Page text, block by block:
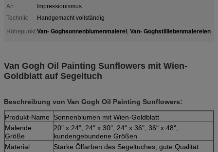
Art:
Impressionismus
Technik:
Handgemacht vollständig
Höhepunkt:Van- Goghsonnenblumenmalerei, Van- Goghstilllebenmalereien
Van Gogh Oil Painting Sunflowers mit Wien-
Goldblatt auf Segeltuch
Beschreibung von Van Gogh Oil Painting Sunflowers:
Produkt-Name
Sonnenblumen mit Wien-Goldblatt
Malende
Größe
20" x 24", 24" x 30", 24" x 36", 36" x 48",
kundengebundene Größen
Material
Starke Ölfarben des Segeltuches, gute Qualität